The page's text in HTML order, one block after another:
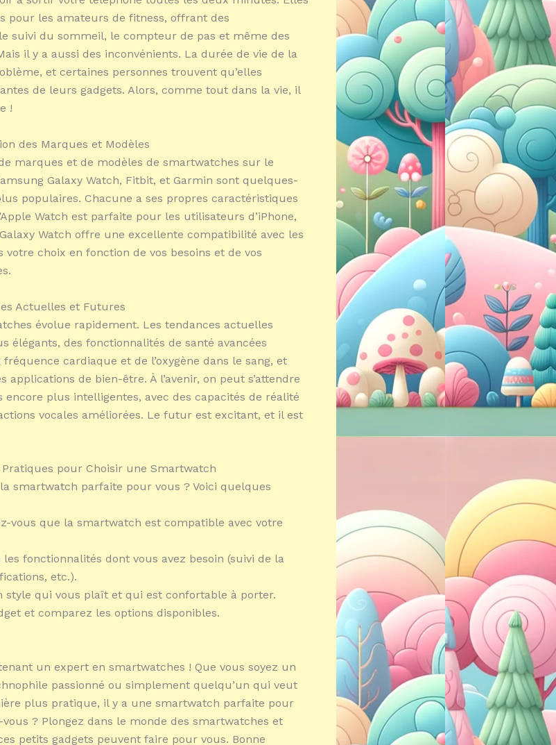
pour les amateurs de fitness, offrant des
suivi du sommeil, le compteur de pas et même des
il y a aussi des inconvénients. La durée de vie de la
et certaines personnes trouvent qu’elles
de leurs gadgets. Alors, comme tout dans la vie, il
!
des Marques et Modèles
marques et de modèles de smartwatches sur le
Galaxy Watch, Fitbit, et Garmin sont quelques-
populaires. Chacune a ses propres caractéristiques
Watch est parfaite pour les utilisateurs d’iPhone,
Watch offre une excellente compatibilité avec les
votre choix en fonction de vos besoins et de vos
Actuelles et Futures
évolue rapidement. Les tendances actuelles
élégants, des fonctionnalités de santé avancées
cardiaque et de l’oxygène dans le sang, et
applications de bien-être. À l’avenir, on peut s’attendre
encore plus intelligentes, avec des capacités de réalité
vocales améliorées. Le futur est excitant, et il est
Pratiques pour Choisir une Smartwatch
smartwatch parfaite pour vous ? Voici quelques
vous que la smartwatch est compatible avec votre
fonctionnalités dont vous avez besoin (suivi de la
etc.).
style qui vous plaît et qui est confortable à porter.
et comparez les options disponibles.
un expert en smartwatches ! Que vous soyez un
passionné ou simplement quelqu’un qui veut
plus pratique, il y a une smartwatch parfaite pour
vous ? Plongez dans le monde des smartwatches et
petits gadgets peuvent faire pour vous. Bonne